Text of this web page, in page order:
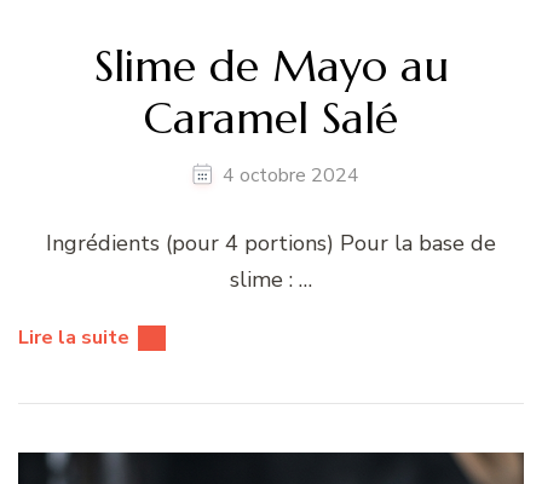
Slime de Mayo au
Caramel Salé
4 octobre 2024
Ingrédients (pour 4 portions) Pour la base de
slime : …
Lire la suite